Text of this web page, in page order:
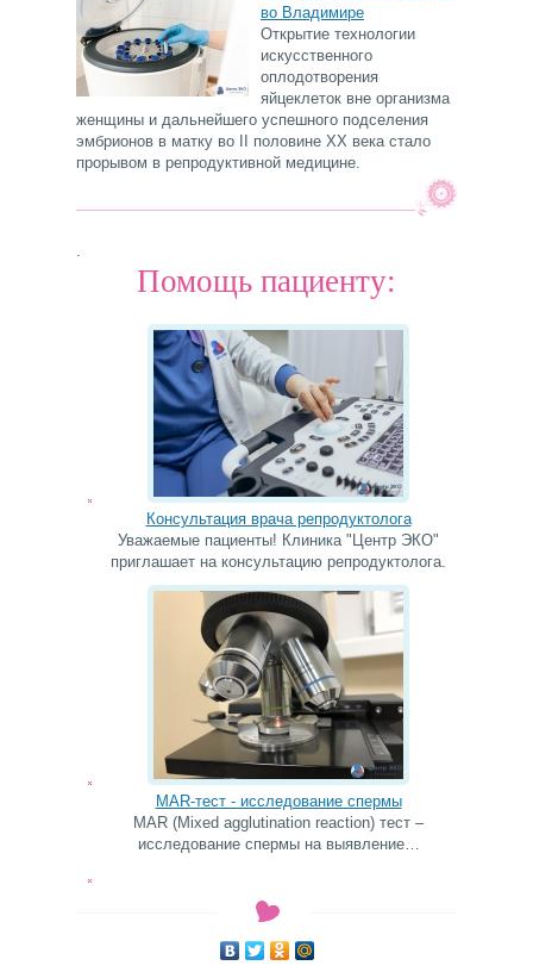
во Владимире
Открытие технологии
искусственного
оплодотворения
яйцеклеток вне организма
женщины и дальнейшего успешного подселения
эмбрионов в матку во II половине ХХ века стало
прорывом в репродуктивной медицине.
.
Помощь пациенту:
Консультация врача репродуктолога
Уважаемые пациенты! Клиника "Центр ЭКО"
приглашает на консультацию репродуктолога.
MAR-тест - исследование спермы
MAR (Mixed agglutination reaction) тест –
исследование спермы на выявление…